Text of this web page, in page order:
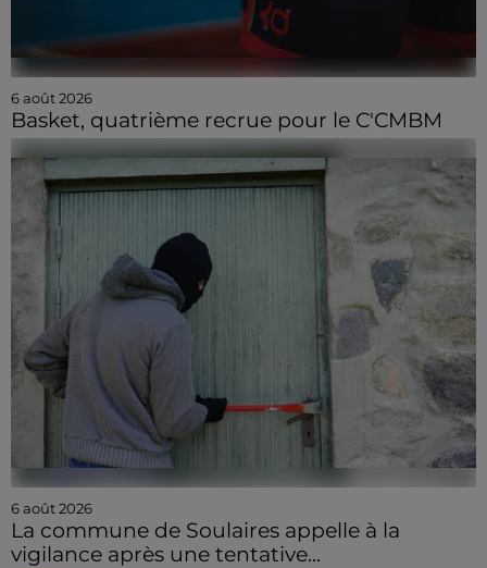
6 août 2026
Basket, quatrième recrue pour le C'CMBM
6 août 2026
La commune de Soulaires appelle à la
vigilance après une tentative...